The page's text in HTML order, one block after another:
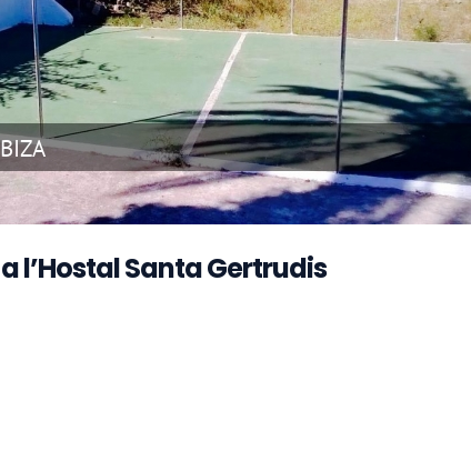
l’Hostal Santa Gertrudis